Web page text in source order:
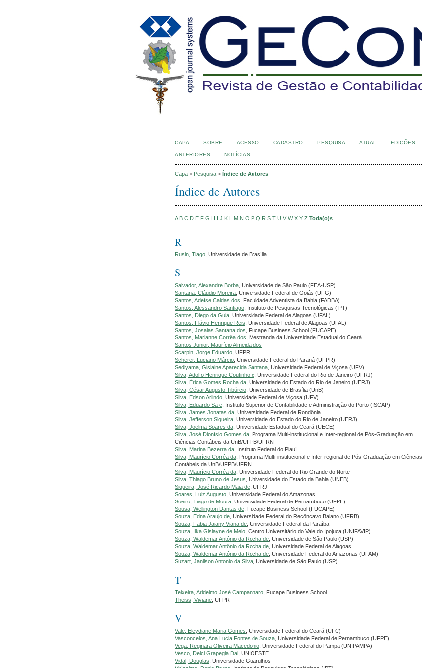
CAPA SOBRE ACESSO CADASTRO PESQUISA ATUAL EDIÇÕES
ANTERIORES NOTÍCIAS
Capa > Pesquisa > Índice de Autores
Índice de Autores
A B C D E F G H I J K L M N O P Q R S T U V W X Y Z Toda(o)s
R
Rusin, Tiago , Universidade de Brasília
S
Salvador, Alexandre Borba, Universidade de São Paulo (FEA-USP)
Santana, Cláudio Moreira, Universidade Federal de Goiás (UFG)
Santos, Adeíse Caldas dos, Faculdade Adventista da Bahia (FADBA)
Santos, Alessandro Santiago, Instituto de Pesquisas Tecnológicas (IPT)
Santos, Diego da Guia, Universidade Federal de Alagoas (UFAL)
Santos, Flávio Henrique Reis, Universidade Federal de Alagoas (UFAL)
Santos, Josaias Santana dos, Fucape Business School (FUCAPE)
Santos, Marianne Corrêa dos, Mestranda da Universidade Estadual do Ceará
Santos Junior, Maurício Almeida dos
Scarpin, Jorge Eduardo, UFPR
Scherer, Luciano Márcio, Universidade Federal do Paraná (UFPR)
Sediyama, Gislaine Aparecida Santana, Universidade Federal de Viçosa (UFV)
Silva, Adolfo Henrique Coutinho e, Universidade Federal do Rio de Janeiro (UFRJ)
Silva, Érica Gomes Rocha da, Universidade do Estado do Rio de Janeiro (UERJ)
Silva, César Augusto Tibúrcio, Universidade de Brasília (UnB)
Silva, Edson Arlindo, Universidade Federal de Viçosa (UFV)
Silva, Eduardo Sa e, Instituto Superior de Contabilidade e Administração do Porto (ISCAP)
Silva, James Jonatas da, Universidade Federal de Rondônia
Silva, Jefferson Siqueira, Universidade do Estado do Rio de Janeiro (UERJ)
Silva, Joelma Soares da, Universidade Estadual do Ceará (UECE)
Silva, José Dionísio Gomes da, Programa Multi-institucional e Inter-regional de Pós-Graduação em
Ciências Contábeis da UnB/UFPB/UFRN
Silva, Marina Bezerra da, Instituto Federal do Piauí
Silva, Maurício Corrêa da, Programa Multi-institucional e Inter-regional de Pós-Graduação em Ciências
Contábeis da UnB/UFPB/UFRN
Silva, Maurício Corrêa da, Universidade Federal do Rio Grande do Norte
Silva, Thiago Bruno de Jesus, Universidade do Estado da Bahia (UNEB)
Siqueira, José Ricardo Maia de, UFRJ
Soares, Luiz Augusto, Universidade Federal do Amazonas
Soeiro, Tiago de Moura, Universidade Federal de Pernambuco (UFPE)
Sousa, Wellington Dantas de, Fucape Business School (FUCAPE)
Souza, Edna Araujo de, Universidade Federal do Recôncavo Baiano (UFRB)
Souza, Fabia Jaiany Viana de, Universidade Federal da Paraíba
Souza, Ilka Gislayne de Melo, Centro Universitário do Vale do Ipojuca (UNIFAVIP)
Souza, Waldemar Antônio da Rocha de, Universidade de São Paulo (USP)
Souza, Waldemar Antônio da Rocha de, Universidade Federal de Alagoas
Souza, Waldemar Antônio da Rocha de, Universidade Federal do Amazonas (UFAM)
Suzart, Janilson Antonio da Silva, Universidade de São Paulo (USP)
T
Teixeira, Aridelmo José Campanharo , Fucape Business School
Theiss, Viviane , UFPR
V
Vale, Eleydiane Maria Gomes , Universidade Federal do Ceará (UFC)
Vasconcelos, Ana Lucia Fontes de Souza , Universidade Federal de Pernambuco (UFPE)
Vega, Reginara Oliveira Macedonio , Universidade Federal do Pampa (UNIPAMPA)
Vesco, Delci Grapegia Dal , UNIOESTE
Vidal, Douglas , Universidade Guarulhos